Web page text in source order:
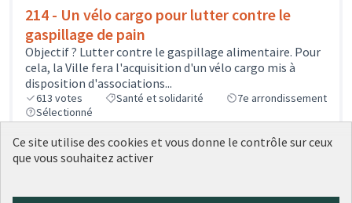
214 - Un vélo cargo pour lutter contre le
gaspillage de pain
Objectif ? Lutter contre le gaspillage alimentaire. Pour
cela, la Ville fera l'acquisition d'un vélo cargo mis à
disposition d'associations...
613 votes Santé et solidarité
7e arrondissement
Sélectionné
10 000 €
Ce site utilise des cookies et vous donne le contrôle sur ceux
que vous souhaitez activer